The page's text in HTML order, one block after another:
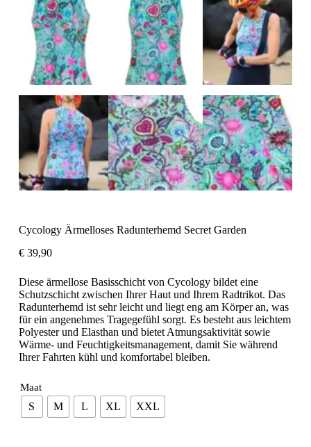
Cycology Ärmelloses Radunterhemd Secret Garden
€39,90
Diese ärmellose Basisschicht von Cycology bildet eine
Schutzschicht zwischen Ihrer Haut und Ihrem Radtrikot. Das
Radunterhemd ist sehr leicht und liegt eng am Körper an, was
für ein angenehmes Tragegefühl sorgt. Es besteht aus leichtem
Polyester und Elasthan und bietet Atmungsaktivität sowie
Wärme- und Feuchtigkeitsmanagement, damit Sie während
Ihrer Fahrten kühl und komfortabel bleiben.
Maat
S M L XL XXL